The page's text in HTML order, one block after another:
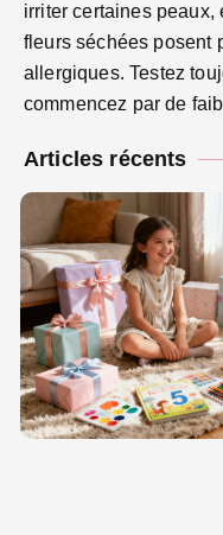
irriter certaines
fleurs séchées posent
allergiques. Testez
commencez par de
Articles récents